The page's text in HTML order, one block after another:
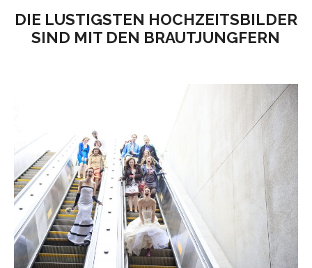
DIE LUSTIGSTEN HOCHZEITSBILDER
SIND MIT DEN BRAUTJUNGFERN